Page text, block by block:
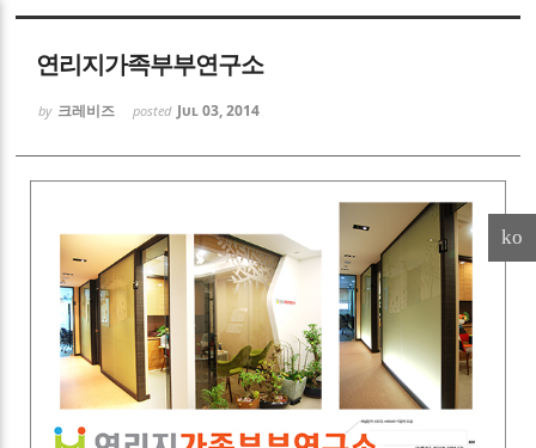
연리지가족부부연구소
by 크레비즈 posted Jul 03, 2014
ko
Sketchbook5, 스케치북5
Sketchbook5, 스케치북5